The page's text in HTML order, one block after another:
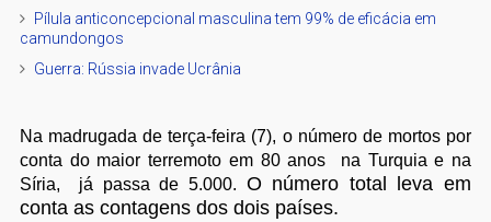
Pílula anticoncepcional masculina tem 99% de eficácia em
camundongos
Guerra: Rússia invade Ucrânia
Na madrugada de terça-feira (7), o número de mortos por
conta do maior terremoto em 80 anos na Turquia e na
Síria, já passa de 5.000. O número total leva em
conta as contagens dos dois países.